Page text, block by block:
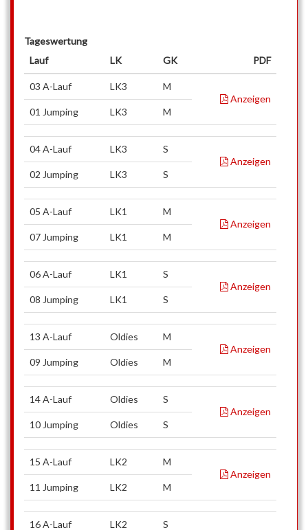
Tageswertung
Lauf
LK GK PDF
03 A-Lauf LK3
M
Anzeigen
01 Jumping
LK3 M
04 A-Lauf LK3
S
Anzeigen
02 Jumping
LK3 S
05 A-Lauf LK1
M
Anzeigen
07 Jumping
LK1 M
06 A-Lauf LK1
S
Anzeigen
08 Jumping
LK1 S
13 A-Lauf Oldies
M
Anzeigen
09 Jumping
Oldies M
14 A-Lauf Oldies
S
Anzeigen
10 Jumping
Oldies S
15 A-Lauf LK2
M
Anzeigen
11 Jumping
LK2 M
16 A-Lauf LK2 S